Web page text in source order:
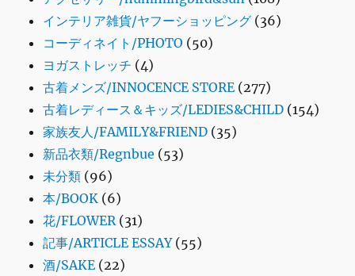
インテリア雑貨/ヤフーショッピング (36)
コーディネイト/PHOTO (50)
ヨガストレッチ (4)
古着メンズ/INNOCENCE STORE (277)
古着レディース＆キッズ/LEDIES&CHILD (154)
家族友人/FAMILY&FRIEND (35)
新品衣類/Regnbue (53)
未分類 (96)
本/BOOK (6)
花/FLOWER(31)
記事/ARTICLE ESSAY(55)
酒/SAKE (22)